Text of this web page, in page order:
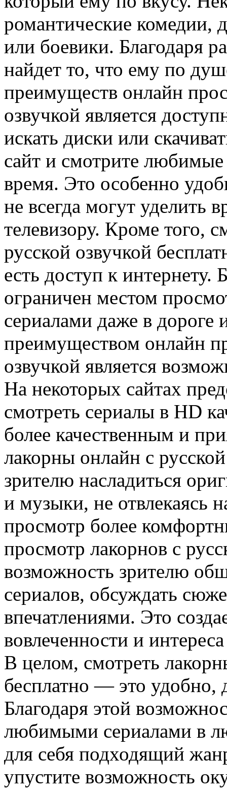
романтические комедии,
или боевики. Благодаря
найдет то, что ему по
преимуществ онлайн
озвучкой является
искать диски или
сайт и смотрите
время. Это особенно
не всегда могут уделить
телевизору. Кроме того,
русской озвучкой
есть доступ к интернету.
ограничен местом
сериалами даже в
преимуществом онлайн
озвучкой является
На некоторых сайтах
смотреть сериалы в HD
более качественным и
лакорны онлайн с
зрителю насладиться
и музыки, не отвлекаясь
просмотр более
просмотр лакорнов с
возможность зрителю
сериалов, обсуждать
впечатлениями. Это
вовлеченности и
В целом, смотреть
бесплатно — это удобно,
Благодаря этой
любимыми сериалами в
для себя подходящий
упустите возможность